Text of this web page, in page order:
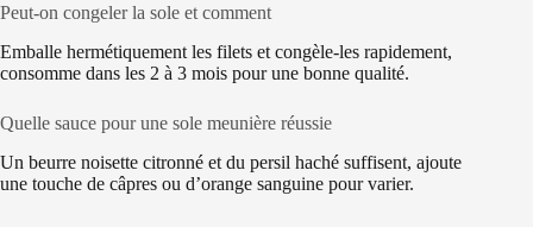
Peut-on congeler la sole et comment
Emballe hermétiquement les filets et congèle-les rapidement,
consomme dans les 2 à 3 mois pour une bonne qualité.
Quelle sauce pour une sole meunière réussie
Un beurre noisette citronné et du persil haché suffisent, ajoute
une touche de câpres ou d’orange sanguine pour varier.